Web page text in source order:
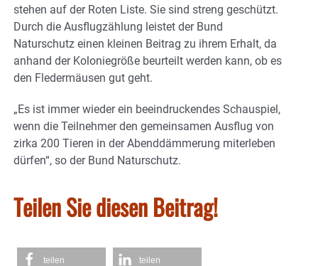
stehen auf der Roten Liste. Sie sind streng geschützt.
Durch die Ausflugzählung leistet der Bund
Naturschutz einen kleinen Beitrag zu ihrem Erhalt, da
anhand der Koloniegröße beurteilt werden kann, ob es
den Fledermäusen gut geht.
„Es ist immer wieder ein beeindruckendes Schauspiel,
wenn die Teilnehmer den gemeinsamen Ausflug von
zirka 200 Tieren in der Abenddämmerung miterleben
dürfen“, so der Bund Naturschutz.
Teilen Sie diesen Beitrag!
teilen teilen